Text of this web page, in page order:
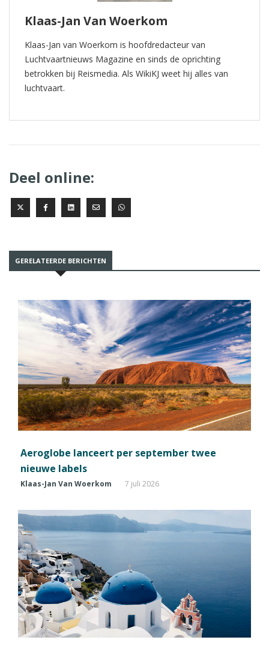
Klaas-Jan Van Woerkom
Klaas-Jan van Woerkom is hoofdredacteur van
Luchtvaartnieuws Magazine en sinds de oprichting
betrokken bij Reismedia. Als WikiKJ weet hij alles van
luchtvaart.
Deel online:
GERELATEERDE BERICHTEN
Aeroglobe lanceert per september twee
nieuwe labels
Klaas-Jan Van Woerkom 7 juli 2026